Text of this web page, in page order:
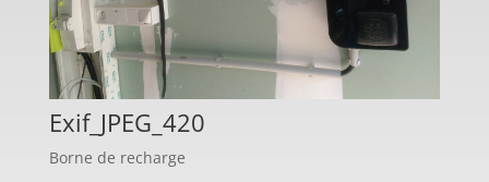
Exif_JPEG_420
Borne de recharge